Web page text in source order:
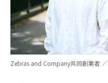
Zebras and Company共同創業者